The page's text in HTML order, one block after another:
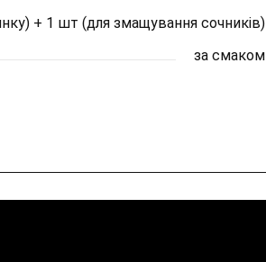
+ 1 шт (для змащування сочників)
за смаком